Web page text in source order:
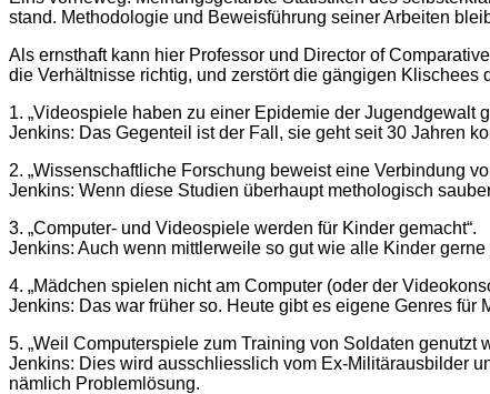
stand. Methodologie und Beweisführung seiner Arbeiten
Als ernsthaft kann hier Professor und Director of
die Verhältnisse richtig, und zerstört die gängigen
1. „Videospiele haben zu einer Epidemie der Jugendgewalt
Jenkins: Das Gegenteil ist der Fall, sie geht seit 30 Jahren
2. „Wissenschaftliche Forschung beweist eine Verbindung
Jenkins: Wenn diese Studien überhaupt methologisch
3. „Computer- und Videospiele werden für Kinder gemacht“.
Jenkins: Auch wenn mittlerweile so gut wie alle Kinder
4. „Mädchen spielen nicht am Computer (oder der
Jenkins: Das war früher so. Heute gibt es eigene Genres
5. „Weil Computerspiele zum Training von Soldaten
Jenkins: Dies wird ausschliesslich vom Ex-Militärausbilder
nämlich Problemlösung.